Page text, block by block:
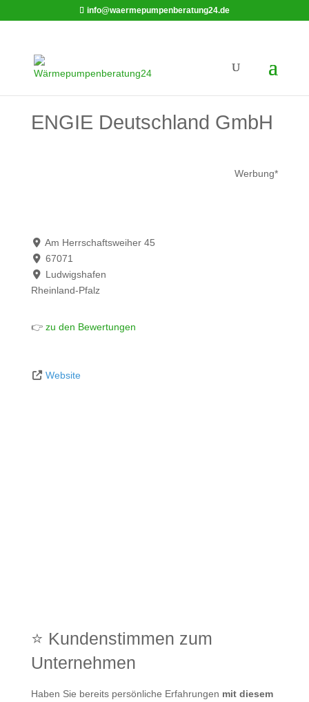
info@waermepumpenberatung24.de
ENGIE Deutschland GmbH
Werbung*
Am Herrschaftsweiher 45
67071
Ludwigshafen
Rheinland-Pfalz
👉zu den Bewertungen
Website
⭐ Kundenstimmen zum
Unternehmen
Haben Sie bereits persönliche Erfahrungen mit diesem